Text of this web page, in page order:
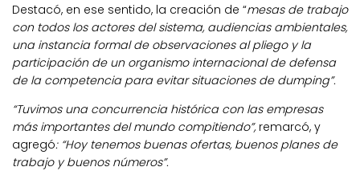
Destacó, en ese sentido, la creación de “mesas de trabajo
con todos los actores del sistema, audiencias ambientales,
una instancia formal de observaciones al pliego y la
participación de un organismo internacional de defensa
de la competencia para evitar situaciones de dumping”.
“Tuvimos una concurrencia histórica con las empresas
más importantes del mundo compitiendo”, remarcó, y
agregó: “Hoy tenemos buenas ofertas, buenos planes de
trabajo y buenos números”.